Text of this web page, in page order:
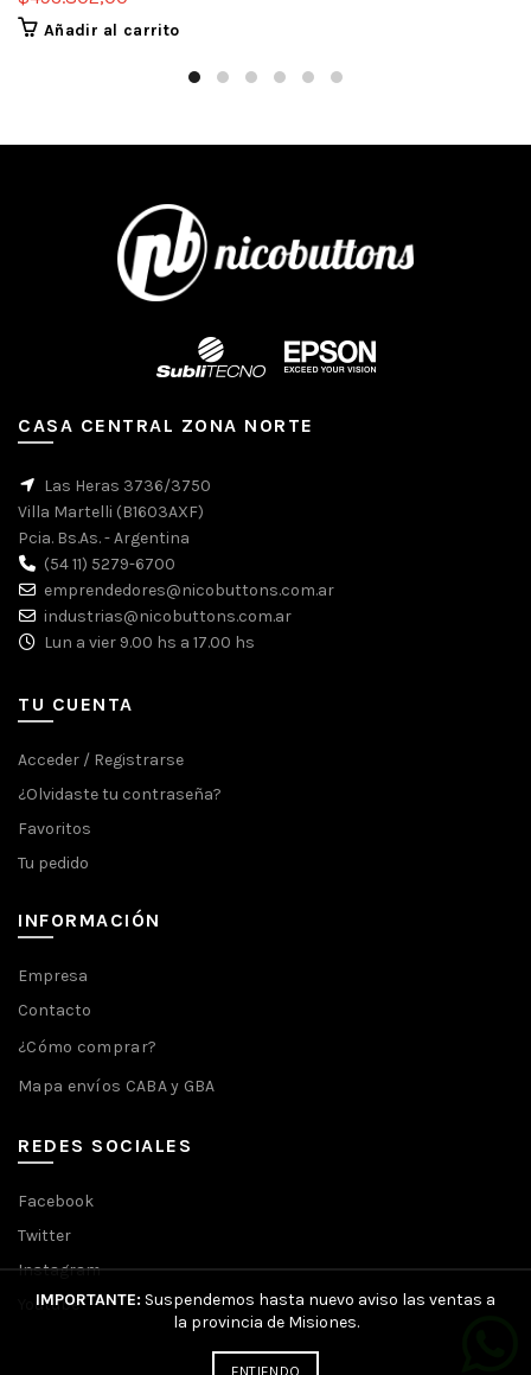
Añadir al carrito
CASA CENTRAL ZONA NORTE
Las Heras 3736/3750
Villa Martelli (B1603AXF)
Pcia. Bs.As. - Argentina
(54 11) 5279-6700
emprendedores@nicobuttons.com.ar
industrias@nicobuttons.com.ar
Lun a vier 9.00 hs a 17.00 hs
TU CUENTA
Acceder / Registrarse
¿Olvidaste tu contraseña?
Favoritos
Tu pedido
INFORMACIÓN
Empresa
Contacto
¿Cómo comprar?
Mapa envíos CABA y GBA
REDES SOCIALES
Facebook
Twitter
Instagram
Youtube
IMPORTANTE: Suspendemos hasta nuevo aviso las ventas a
la provincia de Misiones.
ENTIENDO